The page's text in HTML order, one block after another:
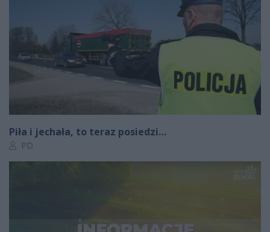
Piła i jechała, to teraz posiedzi…
Autor artykułu:
PD